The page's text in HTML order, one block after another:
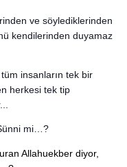
ve söylediklerinden
kendilerinden duyamaz
insanların tek bir
herkesi tek tip
mi…?
Allahuekber diyor,